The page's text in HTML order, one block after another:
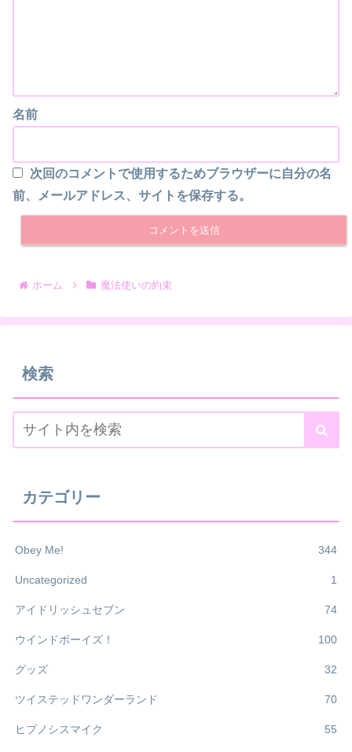
名前
次回のコメントで使用するためブラウザーに自分の名
前、メールアドレス、サイトを保存する。
ホーム 魔法使いの約束
検索
カテゴリー
Obey Me! 344
Uncategorized 1
アイドリッシュセブン 74
ウインドボーイズ！ 100
グッズ 32
ツイステッドワンダーランド 70
ヒプノシスマイク 55